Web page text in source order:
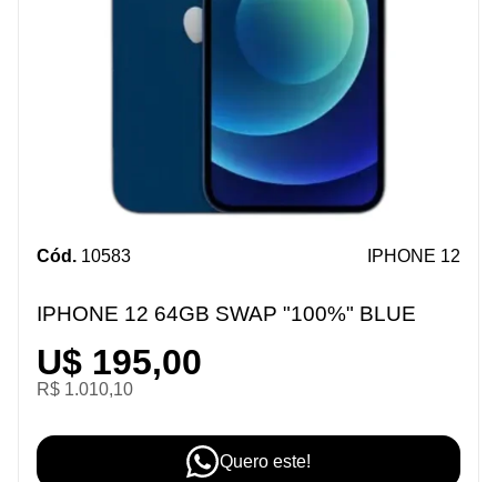
Cód. 10583 IPHONE 12
IPHONE 12 64GB SWAP "100%" BLUE
U$ 195,00
R$ 1.010,10
Quero este!